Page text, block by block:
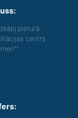
pieturā
centrs